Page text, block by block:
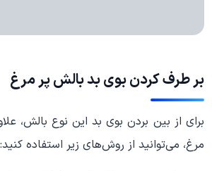
بر طرف کردن بوی بد بالش پر مرغ
برای از بین بردن بوی بد این نوع بالش،
مرغ، می‌توانید از روش‌های زیر استفاده کنید: